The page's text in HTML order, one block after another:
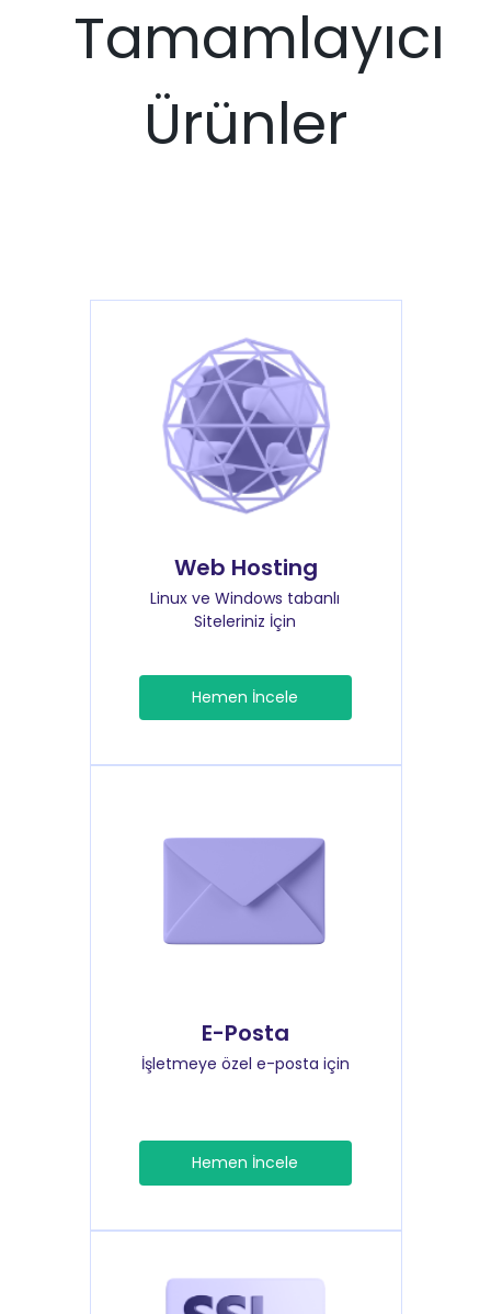
Tamamlayıcı
Ürünler
Web Hosting
Linux ve Windows tabanlı
Siteleriniz İçin
Hemen İncele
E-Posta
İşletmeye özel e-posta için
Hemen İncele